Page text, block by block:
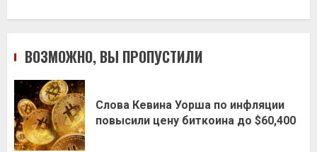
ВОЗМОЖНО, ВЫ ПРОПУСТИЛИ
Слова Кевина Уорша по инфляции
повысили цену биткоина до $60,400